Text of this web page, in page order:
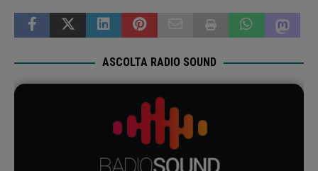
ASCOLTA RADIO SOUND